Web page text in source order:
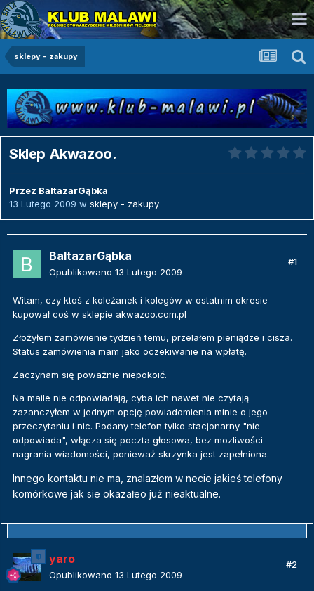
sklepy - zakupy
Sklep Akwazoo.
Przez BaltazarGąbka
13 Lutego 2009 w sklepy - zakupy
BaltazarGąbka
Opublikowano 13 Lutego 2009
#1
Witam, czy ktoś z koleżanek i kolegów w ostatnim okresie
kupował coś w sklepie akwazoo.com.pl
Złożyłem zamówienie tydzień temu, przelałem pieniądze i cisza.
Status zamówienia mam jako oczekiwanie na wpłatę.
Zaczynam się poważnie niepokoić.
Na maile nie odpowiadają, cyba ich nawet nie czytają
zazanczyłem w jednym opcję powiadomienia minie o jego
przeczytaniu i nic. Podany telefon tylko stacjonarny "nie
odpowiada", włącza się poczta głosowa, bez mozliwości
nagrania wiadomości, ponieważ skrzynka jest zapełniona.
Innego kontaktu nie ma, znalazłem w necie jakieś telefony
komórkowe jak sie okazałeo już nieaktualne.
yaro
Opublikowano 13 Lutego 2009
#2